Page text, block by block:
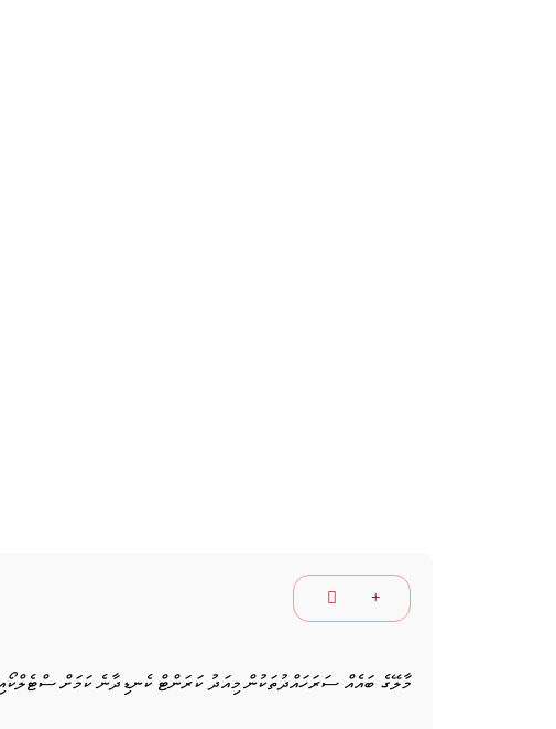
މާލޭގެ ބައެއް ސަރަހައްދުތަކުން މިއަދު ކަރަންޓް ކެނޑިދާނެ ކަމަށް